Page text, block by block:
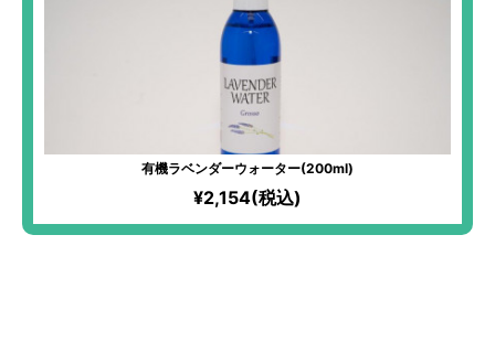
有機ラベンダーウォーター(200ml)
¥2,154(税込)